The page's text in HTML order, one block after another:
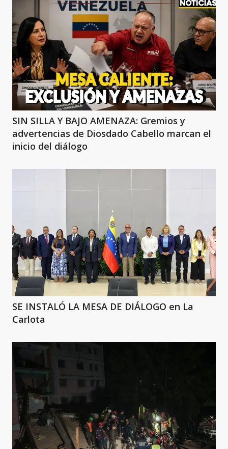
SIN SILLA Y BAJO AMENAZA: Gremios y
advertencias de Diosdado Cabello marcan el
inicio del diálogo
SE INSTALÓ LA MESA DE DIÁLOGO en La
Carlota